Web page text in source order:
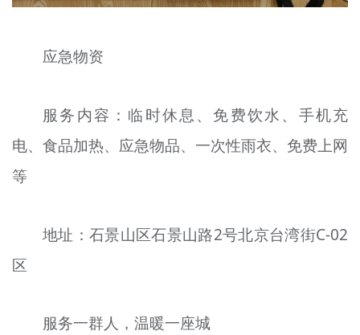
应急物资
服务内容：临时休息、免费饮水、手机充
电、食品加热、应急物品、一次性雨衣、免费上网
等
地址：石景山区石景山路2号北京台湾街C-02
区
服务一群人，温暖一座城